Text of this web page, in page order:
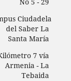
Ciudadela
del Saber La
Santa María
7 vía
Armenia - La
Tebaida